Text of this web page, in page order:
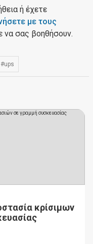
ή έχετε
με τους
να σας βοηθήσουν.
#ups
κρίσιμων